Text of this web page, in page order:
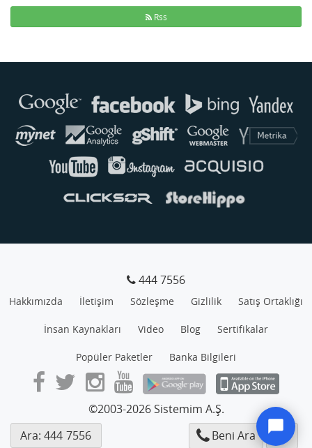
Rss
444 7556
Hakkımızda İletişim Sözleşme Gizlilik Satış Ortaklığı
İnsan Kaynakları Video Blog Sertifikalar
Popüler Paketler Banka Bilgileri
©2003-2026 Sistemim A.Ş.
Ara: 444 7556 Beni Ara
Genellikle anında yanıt verir